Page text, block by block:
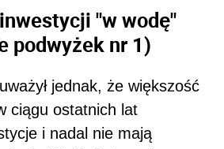
"w wodę"
podwyżek nr 1)
jednak, że większość
ciągu ostatnich lat
i nadal nie mają